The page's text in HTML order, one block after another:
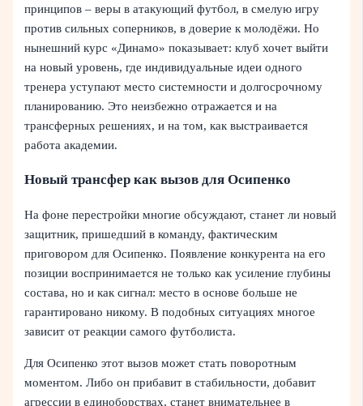
принципов – веры в атакующий футбол, в смелую игру
против сильных соперников, в доверие к молодёжи. Но
нынешний курс «Динамо» показывает: клуб хочет выйти
на новый уровень, где индивидуальные идеи одного
тренера уступают место системности и долгосрочному
планированию. Это неизбежно отражается и на
трансферных решениях, и на том, как выстраивается
работа академии.
Новый трансфер как вызов для Осипенко
На фоне перестройки многие обсуждают, станет ли новый
защитник, пришедший в команду, фактическим
приговором для Осипенко. Появление конкурента на его
позиции воспринимается не только как усиление глубины
состава, но и как сигнал: место в основе больше не
гарантировано никому. В подобных ситуациях многое
зависит от реакции самого футболиста.
Для Осипенко этот вызов может стать поворотным
моментом. Либо он прибавит в стабильности, добавит
агрессии в единоборствах, станет внимательнее в